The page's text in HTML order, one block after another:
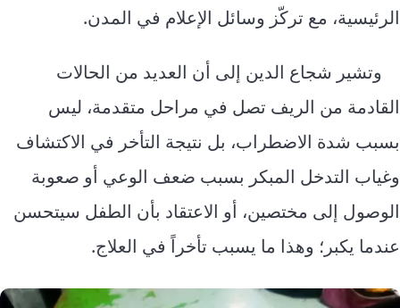
الرئيسية، مع تركّز وسائل الإعلام في المدن.
وتشير شجاع الدين إلى أن العديد من الحالات
القادمة من الريف تصل في مراحل متقدمة، ليس
بسبب شدة الاضطراب، بل نتيجة التأخر في الاكتشاف
وغياب التدخل المبكر بسبب ضعف الوعي أو صعوبة
الوصول إلى مختصين، أو الاعتقاد بأن الطفل سيتحسن
عندما يكبر؛ وهذا ما يسبب تأخراً في العلاج.